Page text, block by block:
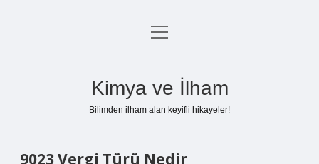
Anasayfa
menüyü
Kimya ve İlham
Bilimden ilham alan keyifli hikayeler!
9023 Vergi Türü Nedir